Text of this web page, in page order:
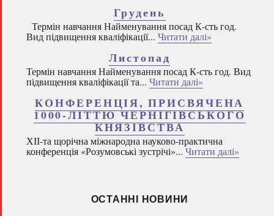
Грудень
Термін навчання Найменування посад К-сть год.
Вид підвищення кваліфікації... Читати далі»
Листопад
Термін навчання Найменування посад К-сть год. Вид
підвищення кваліфікації та... Читати далі»
КОНФЕРЕНЦІЯ, ПРИСВЯЧЕНА
1000-ЛІТТЮ ЧЕРНІГІВСЬКОГО
КНЯЗІВСТВА
ХІІ-та щорічна міжнародна науково-практична
конференція «Розумовські зустрічі»... Читати далі»
ОСТАННІ НОВИНИ